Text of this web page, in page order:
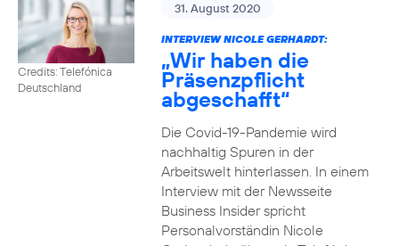
Credits: Telefónica
Deutschland
31. August 2020
INTERVIEW NICOLE GERHARDT:
„Wir haben die
Präsenzpflicht
abgeschafft“
Die Covid-19-Pandemie wird
nachhaltig Spuren in der
Arbeitswelt hinterlassen. In einem
Interview mit der Newsseite
Business Insider spricht
Personalvorständin Nicole